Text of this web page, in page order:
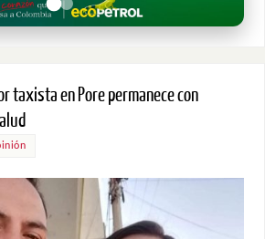
taxista en Pore permanece con